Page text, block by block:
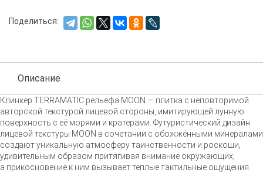
Поделиться:
Описание
Клинкер TERRAMATIC рельефа MOON — плитка с неповторимой
авторской текстурой лицевой стороны, имитирующей лунную
поверхность с её морями и кратерами. Футуристический дизайн
лицевой текстуры MOON в сочетании с обожжёнными минералами
создают уникальную атмосферу таинственности и роскоши,
удивительным образом притягивая внимание окружающих,
а прикосновение к ним вызывает теплые тактильные ощущения.